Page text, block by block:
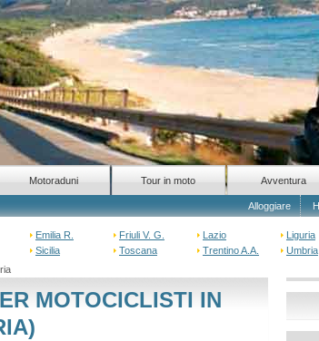
Motoraduni Tour in moto Avventura
Alloggiare
Emilia R. Friuli V. G. Lazio Liguria
Sicilia Toscana Trentino A.A. Umbria
MOTOCICLISTI IN